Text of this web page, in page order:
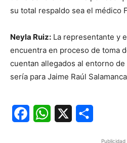
su total respaldo sea el médico
Neyla Ruiz: La representante y
encuentra en proceso de toma
cuentan allegados al entorno
sería para Jaime Raúl
FacebookWhatsApp
Publicidad